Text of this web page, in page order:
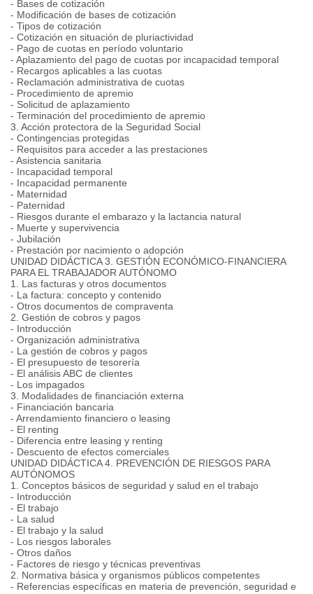
- Bases de cotización
- Modificación de bases de cotización
- Tipos de cotización
- Cotización en situación de pluriactividad
- Pago de cuotas en período voluntario
- Aplazamiento del pago de cuotas por incapacidad temporal
- Recargos aplicables a las cuotas
- Reclamación administrativa de cuotas
- Procedimiento de apremio
- Solicitud de aplazamiento
- Terminación del procedimiento de apremio
3. Acción protectora de la Seguridad Social
- Contingencias protegidas
- Requisitos para acceder a las prestaciones
- Asistencia sanitaria
- Incapacidad temporal
- Incapacidad permanente
- Maternidad
- Paternidad
- Riesgos durante el embarazo y la lactancia natural
- Muerte y supervivencia
- Jubilación
- Prestación por nacimiento o adopción
UNIDAD DIDÁCTICA 3. GESTIÓN ECONÓMICO-FINANCIERA
PARA EL TRABAJADOR AUTÓNOMO
1. Las facturas y otros documentos
- La factura: concepto y contenido
- Otros documentos de compraventa
2. Gestión de cobros y pagos
- Introducción
- Organización administrativa
- La gestión de cobros y pagos
- El presupuesto de tesorería
- El análisis ABC de clientes
- Los impagados
3. Modalidades de financiación externa
- Financiación bancaria
- Arrendamiento financiero o leasing
- El renting
- Diferencia entre leasing y renting
- Descuento de efectos comerciales
UNIDAD DIDÁCTICA 4. PREVENCIÓN DE RIESGOS PARA
AUTÓNOMOS
1. Conceptos básicos de seguridad y salud en el trabajo
- Introducción
- El trabajo
- La salud
- El trabajo y la salud
- Los riesgos laborales
- Otros daños
- Factores de riesgo y técnicas preventivas
2. Normativa básica y organismos públicos competentes
- Referencias específicas en materia de prevención, seguridad e